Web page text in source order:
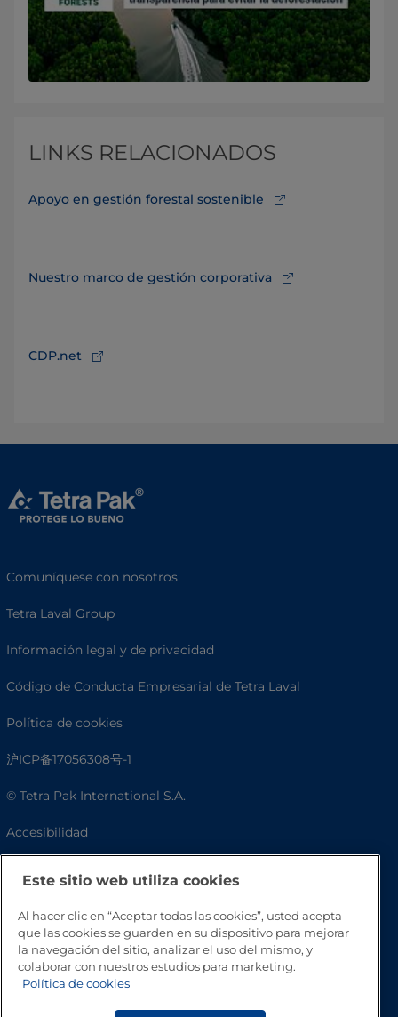
LINKS RELACIONADOS
Apoyo en gestión forestal sostenible
Nuestro marco de gestión corporativa
CDP.net
Comuníquese con nosotros
Tetra Laval Group
Información legal y de privacidad
Código de Conducta Empresarial de Tetra Laval
Política de cookies
沪ICP备17056308号-1
© Tetra Pak International S.A.
Accesibilidad
Este sitio web utiliza cookies
Al hacer clic en “Aceptar todas las cookies”, usted acepta
que las cookies se guarden en su dispositivo para mejorar
la navegación del sitio, analizar el uso del mismo, y
colaborar con nuestros estudios para marketing.
Política de cookies